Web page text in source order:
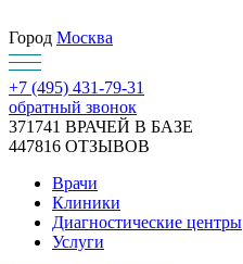
Город Москва
+7 (495) 431-79-31
обратный звонок
371741 ВРАЧЕЙ В БАЗЕ
447816 ОТЗЫВОВ
Врачи
Клиники
Диагностические центры
Услуги